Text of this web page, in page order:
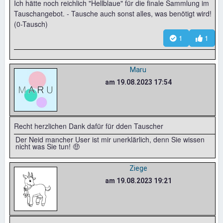
Ich hätte noch reichlich "Hellblaue" für die finale Sammlung im
Tauschangebot. - Tausche auch sonst alles, was benötigt wird!
(0-Tausch)
1
1
Maru
am 19.08.2023 17:54
Recht herzlichen Dank dafür für dden Tauscher
Der Neid mancher User ist mir unerklärlich, denn Sie wissen
nicht was Sie tun! 🤑
Ziege
am 19.08.2023 19:21